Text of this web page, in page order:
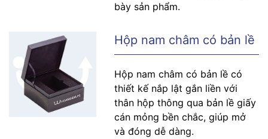
bày sản phẩm.
Hộp nam châm có bản lề
Hộp nam châm có bản lề có
thiết kế nắp lật gắn liền với
thân hộp thông qua bản lề giấy
cán mỏng bền chắc, giúp mở
và đóng dễ dàng.